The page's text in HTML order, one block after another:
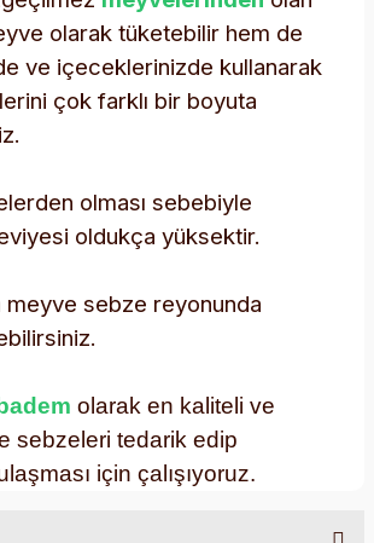
olarak tüketebilir hem de
ve içeceklerinizde kullanarak
çok farklı bir boyuta
olması sebebiyle
oldukça yüksektir.
meyve sebze reyonunda
olarak en kaliteli ve
sebzeleri tedarik edip
için çalışıyoruz.